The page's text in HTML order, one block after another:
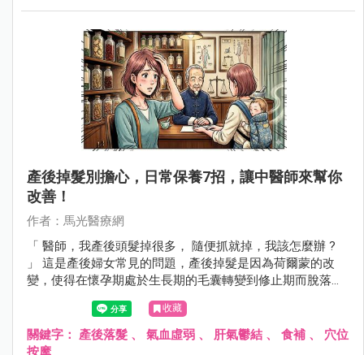
產後掉髮別擔心，日常保養7招，讓中醫師來幫你
改善！
作者：馬光醫療網
「 醫師，我產後頭髮掉很多， 隨便抓就掉，我該怎麼辦 ?
」 這是產後婦女常見的問題，產後掉髮是因為荷爾蒙的改
變，使得在懷孕期處於生長期的毛囊轉變到修止期而脫落，
通常在產後3到6個月開始，半年後會慢慢恢復，此外情緒壓
力、身心疲勞、氣血虛弱等情形會加劇產後掉髮的情況，如
果產後掉髮持續超過一年或掉髮嚴重 ，就應該尋求中醫師幫
忙調理。
收藏
關鍵字： 產後落髮 、 氣血虛弱 、 肝氣鬱結 、 食補 、 穴位
按摩